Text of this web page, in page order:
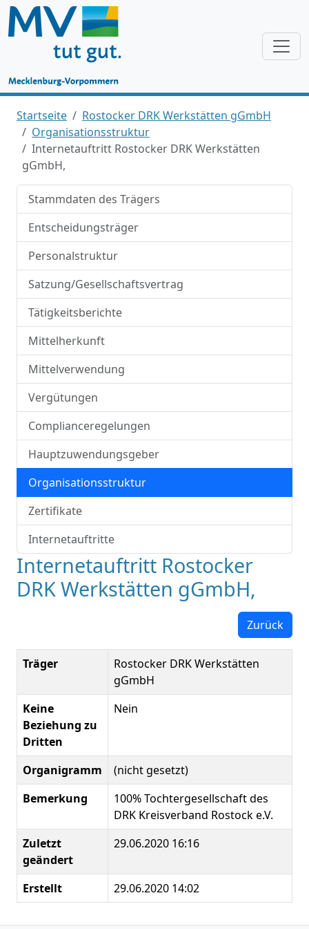
Startseite
Rostocker DRK Werkstätten gGmbH
Organisationsstruktur
Internetauftritt Rostocker DRK Werkstätten
gGmbH,
Stammdaten des Trägers
Entscheidungsträger
Personalstruktur
Satzung/Gesellschaftsvertrag
Tätigkeitsberichte
Mittelherkunft
Mittelverwendung
Vergütungen
Complianceregelungen
Hauptzuwendungsgeber
Organisationsstruktur
Zertifikate
Internetauftritte
Internetauftritt Rostocker
DRK Werkstätten gGmbH,
Zurück
Träger
Rostocker DRK Werkstätten
gGmbH
Keine
Beziehung zu
Dritten
Nein
Organigramm
(nicht gesetzt)
Bemerkung
100% Tochtergesellschaft des
DRK Kreisverband Rostock e.V.
Zuletzt
geändert
29.06.2020 16:16
Erstellt 29.06.2020 14:02